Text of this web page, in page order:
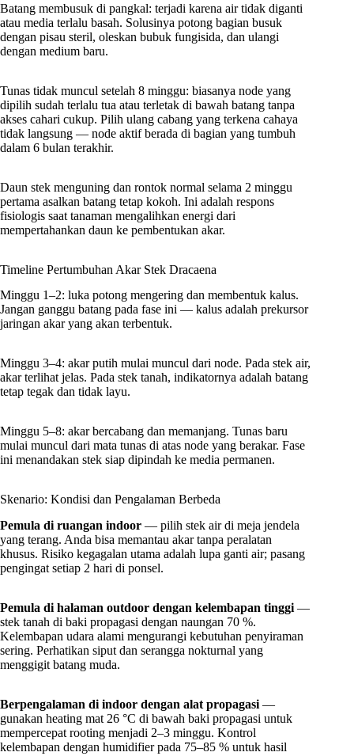
Batang membusuk di pangkal: terjadi karena air tidak diganti
atau media terlalu basah. Solusinya potong bagian busuk
dengan pisau steril, oleskan bubuk fungisida, dan ulangi
dengan medium baru.
Tunas tidak muncul setelah 8 minggu: biasanya node yang
dipilih sudah terlalu tua atau terletak di bawah batang tanpa
akses cahari cukup. Pilih ulang cabang yang terkena cahaya
tidak langsung — node aktif berada di bagian yang tumbuh
dalam 6 bulan terakhir.
Daun stek menguning dan rontok normal selama 2 minggu
pertama asalkan batang tetap kokoh. Ini adalah respons
fisiologis saat tanaman mengalihkan energi dari
mempertahankan daun ke pembentukan akar.
Timeline Pertumbuhan Akar Stek Dracaena
Minggu 1–2: luka potong mengering dan membentuk kalus.
Jangan ganggu batang pada fase ini — kalus adalah prekursor
jaringan akar yang akan terbentuk.
Minggu 3–4: akar putih mulai muncul dari node. Pada stek air,
akar terlihat jelas. Pada stek tanah, indikatornya adalah batang
tetap tegak dan tidak layu.
Minggu 5–8: akar bercabang dan memanjang. Tunas baru
mulai muncul dari mata tunas di atas node yang berakar. Fase
ini menandakan stek siap dipindah ke media permanen.
Skenario: Kondisi dan Pengalaman Berbeda
Pemula di ruangan indoor — pilih stek air di meja jendela
yang terang. Anda bisa memantau akar tanpa peralatan
khusus. Risiko kegagalan utama adalah lupa ganti air; pasang
pengingat setiap 2 hari di ponsel.
Pemula di halaman outdoor dengan kelembapan tinggi —
stek tanah di baki propagasi dengan naungan 70 %.
Kelembapan udara alami mengurangi kebutuhan penyiraman
sering. Perhatikan siput dan serangga nokturnal yang
menggigit batang muda.
Berpengalaman di indoor dengan alat propagasi —
gunakan heating mat 26 °C di bawah baki propagasi untuk
mempercepat rooting menjadi 2–3 minggu. Kontrol
kelembapan dengan humidifier pada 75–85 % untuk hasil